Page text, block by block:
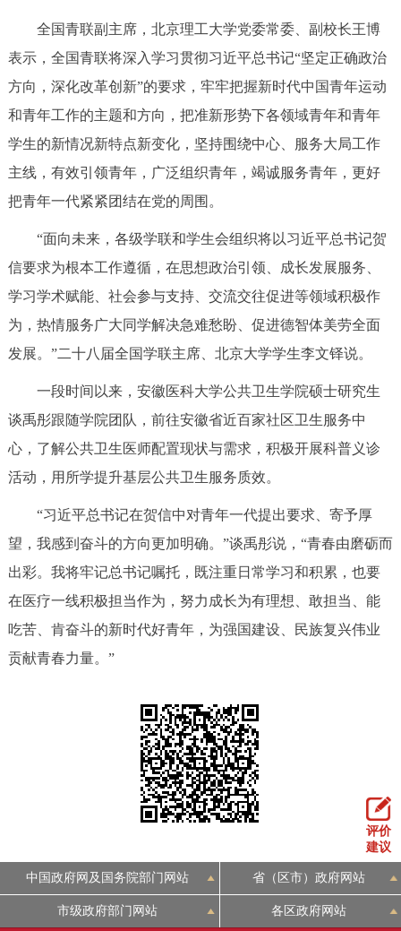
全国青联副主席，北京理工大学党委常委、副校长王博
表示，全国青联将深入学习贯彻习近平总书记“坚定正确政治
方向，深化改革创新”的要求，牢牢把握新时代中国青年运动
和青年工作的主题和方向，把准新形势下各领域青年和青年
学生的新情况新特点新变化，坚持围绕中心、服务大局工作
主线，有效引领青年，广泛组织青年，竭诚服务青年，更好
把青年一代紧紧团结在党的周围。
“面向未来，各级学联和学生会组织将以习近平总书记贺
信要求为根本工作遵循，在思想政治引领、成长发展服务、
学习学术赋能、社会参与支持、交流交往促进等领域积极作
为，热情服务广大同学解决急难愁盼、促进德智体美劳全面
发展。”二十八届全国学联主席、北京大学学生李文铎说。
一段时间以来，安徽医科大学公共卫生学院硕士研究生
谈禹彤跟随学院团队，前往安徽省近百家社区卫生服务中
心，了解公共卫生医师配置现状与需求，积极开展科普义诊
活动，用所学提升基层公共卫生服务质效。
“习近平总书记在贺信中对青年一代提出要求、寄予厚
望，我感到奋斗的方向更加明确。”谈禹彤说，“青春由磨砺而
出彩。我将牢记总书记嘱托，既注重日常学习和积累，也要
在医疗一线积极担当作为，努力成长为有理想、敢担当、能
吃苦、肯奋斗的新时代好青年，为强国建设、民族复兴伟业
贡献青春力量。”
评价
建议
中国政府网及国务院部门网站 省（区市）政府网站
市级政府部门网站 各区政府网站